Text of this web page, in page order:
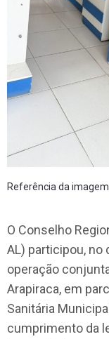
Referência da imagem
O Conselho
AL) participou, no
operação
Arapiraca, em
Sanitária
cumprimento da